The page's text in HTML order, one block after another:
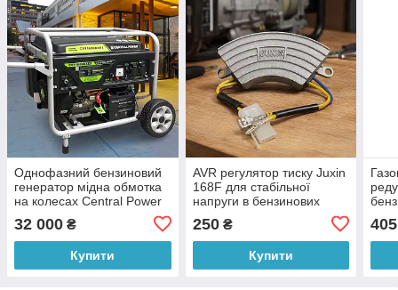
Однофазний бензиновий
генератор мідна обмотка
на колесах Central Power
32 000 ₴
Купити
AVR регулятор тиску Juxin
168F для стабільної
напруги в бензинових
потужності 1-2 кВт
250₴
Купити
1
405